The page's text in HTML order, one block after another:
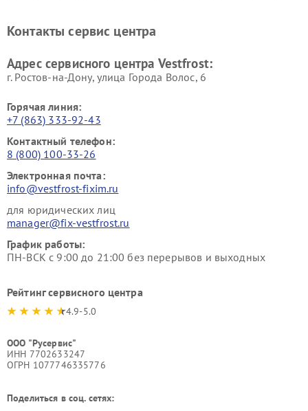
Vestfrost
Контакты сервис центра
Адрес сервисного центра Vestfrost:
г. Ростов-на-Дону, улица Города Волос, 6
Горячая линия:
+7 (863) 333-92-43
Контактный телефон:
8 (800) 100-33-26
Электронная почта:
info@vestfrost-fixim.ru
для юридических лиц
manager@fix-vestfrost.ru
График работы:
ПН-ВСК с 9:00 до 21:00 без перерывов и выходных
Рейтинг сервисного центра
4.9-5.0
ООО "Русервис"
ИНН 7702633247
ОГРН 1077746335776
Поделиться в соц. сетях: